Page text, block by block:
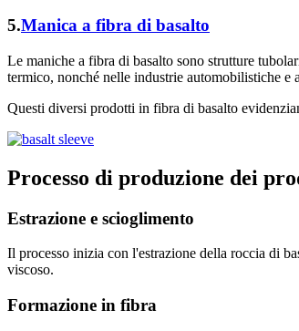
5.Manica a fibra di basalto
Le maniche a fibra di basalto sono strutture
termico, nonché nelle industrie automobilistiche
Questi diversi prodotti in fibra di basalto
Processo di produzione dei
Estrazione e scioglimento
Il processo inizia con l'estrazione della roccia di
viscoso.
Formazione in fibra